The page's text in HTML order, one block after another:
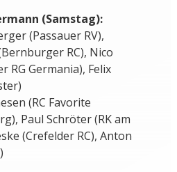
(Samstag):
(Passauer RV),
RC), Nico
RG Germania), Felix
(RC Favorite
Paul Schröter (RK am
(Crefelder RC), Anton